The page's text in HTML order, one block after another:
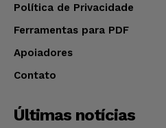
Política de Privacidade
Ferramentas para PDF
Apoiadores
Contato
Últimas notícias